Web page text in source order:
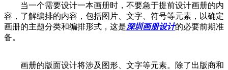
当一个需要设计一本画册时，不要急于提前设计画册的内
容，了解编排的内容，包括图片、文字、符号等元素，以确定
画册的主题分类和编排形式，这是深圳画册设计的必要前期准
备。
画册的版面设计将涉及图形、文字等元素。除了出版商和